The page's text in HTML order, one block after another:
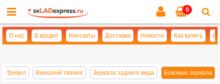
0
О нас В кредит Контакты Доставка Новости Как купить
Тревел Внешний тюнинг Зеркала заднего вида Боковые зеркала